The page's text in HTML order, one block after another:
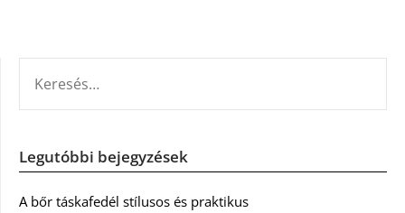
Legutóbbi bejegyzések
A bőr táskafedél stílusos és praktikus